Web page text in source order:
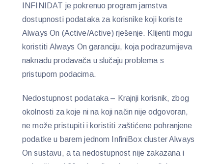
INFINIDAT je pokrenuo program jamstva
dostupnosti podataka za korisnike koji koriste
Always On (Active/Active) rješenje. Klijenti mogu
koristiti Always On garanciju, koja podrazumijeva
naknadu prodavača u slučaju problema s
pristupom podacima.
Nedostupnost podataka – Krajnji korisnik, zbog
okolnosti za koje ni na koji način nije odgovoran,
ne može pristupiti i koristiti zaštićene pohranjene
podatke u barem jednom InfiniBox cluster Always
On sustavu, a ta nedostupnost nije zakazana i